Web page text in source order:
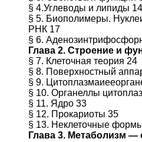
§ 4.Углеводы и липиды 14
§ 5. Биополимеры.
РНК 17
§ 6.
Глава 2. Строение и
§ 7. Клеточная теория 24
§ 8. Поверхностный
§ 9.
§ 10. Органеллы
§ 11. Ядро 33
§ 12. Прокариоты 35
§ 13. Неклеточные
Глава 3. Метаболизм —